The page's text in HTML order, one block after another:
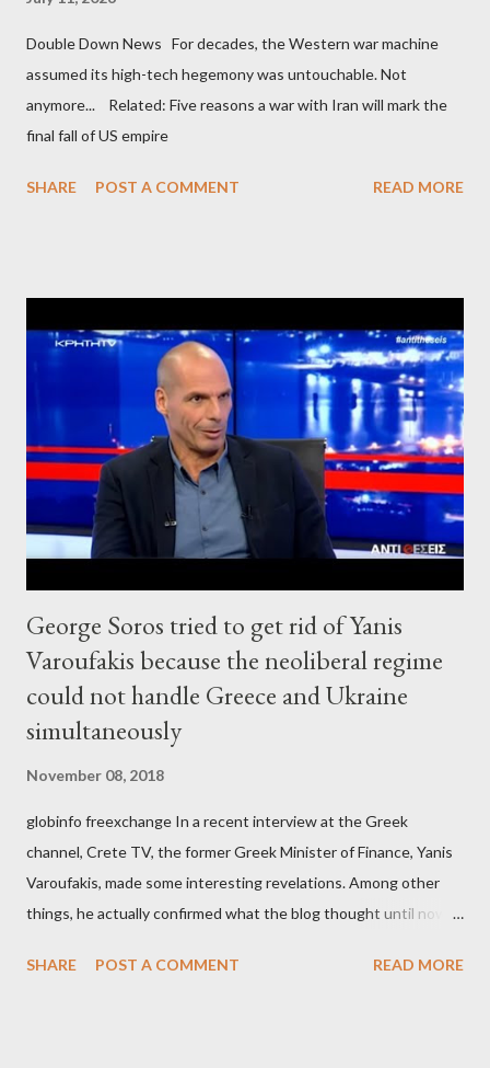
Double Down News For decades, the Western war machine
assumed its high-tech hegemony was untouchable. Not
anymore... Related: Five reasons a war with Iran will mark the
final fall of US empire
SHARE POST A COMMENT READ MORE
George Soros tried to get rid of Yanis
Varoufakis because the neoliberal regime
could not handle Greece and Ukraine
simultaneously
November 08, 2018
globinfo freexchange In a recent interview at the Greek
channel, Crete TV, the former Greek Minister of Finance, Yanis
Varoufakis, made some interesting revelations. Among other
things, he actually confirmed what the blog thought until now
confirmed that George Soros intervenes directly to political
SHARE POST A COMMENT READ MORE